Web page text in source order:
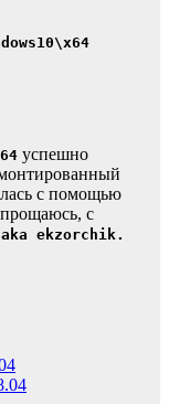
успешно
с помощью
прощаюсь, с
aka ekzorchik.